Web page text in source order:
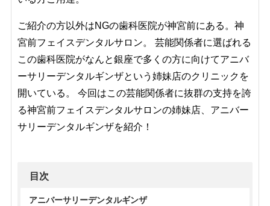
ご紹介の方以外はNGの歯科医院が神宮前にある。神
宮前フェイスデンタルサロン。 芸能関係者に選ばれる
この歯科医院がなんと銀座で多くの方に向けてアニバ
ーサリーデンタルギンザという姉妹店のクリニックを
開いている。 今回はこの芸能関係者に抜群の支持を誇
る神宮前フェイスデンタルサロンの姉妹店、アニバー
サリーデンタルギンザを紹介！
目次
アニバーサリーデンタルギンザ